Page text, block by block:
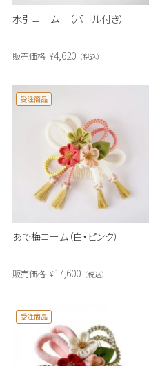
水引コーム （パール付き）
販売価格 ¥4,620 税込
あで梅コーム（白・ピンク）
受注商品
販売価格 ¥17,600 税込
受注商品